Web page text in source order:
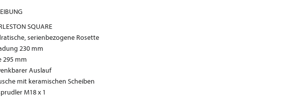
SQUARE
serienbezogene Rosette
230 mm
295 mm
Auslauf
mit keramischen Scheiben
M18 x 1